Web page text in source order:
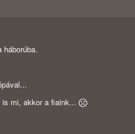
háborúba.
mi, akkor a fiaink...